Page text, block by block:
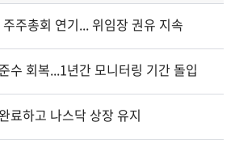
주총회 연기... 위임장 권유 지속
수 회복...1년간 모니터링 기간 돌입
료하고 나스닥 상장 유지